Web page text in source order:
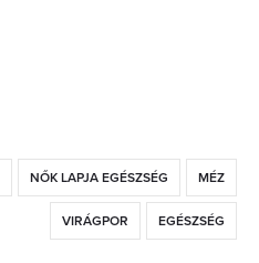
NŐK LAPJA EGÉSZSÉG MÉZ
VIRÁGPOR EGÉSZSÉG